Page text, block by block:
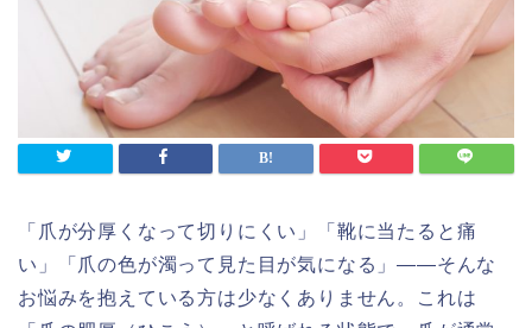
中部エリア 近畿エリア
中国・四国エリア 九州・沖縄エリア
お問い合わせ
「爪が分厚くなって切りにくい」「靴に当たると痛
い」「爪の色が濁って見た目が気になる」――そんな
お悩みを抱えている方は少なくありません。これは